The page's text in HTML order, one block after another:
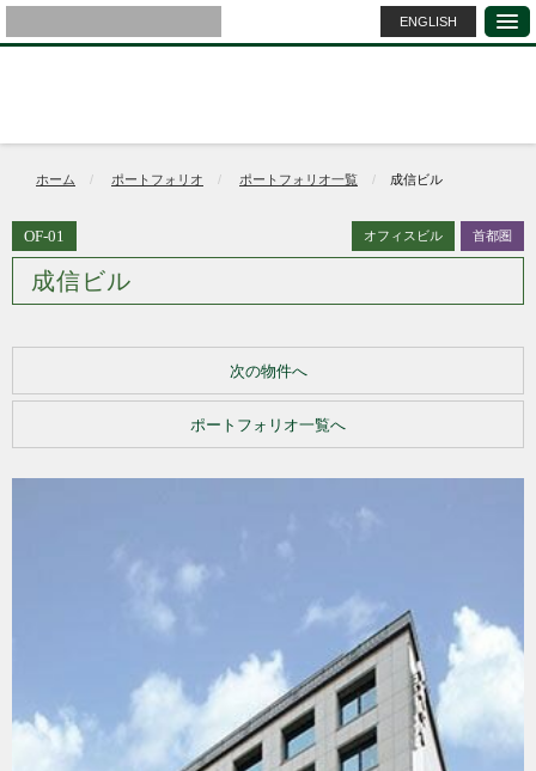
ENGLISH
ホーム ポートフォリオ ポートフォリオ一覧 成信ビル
成信ビル
OF-01 オフィスビル 首都圏
次の物件へ
ポートフォリオ一覧へ